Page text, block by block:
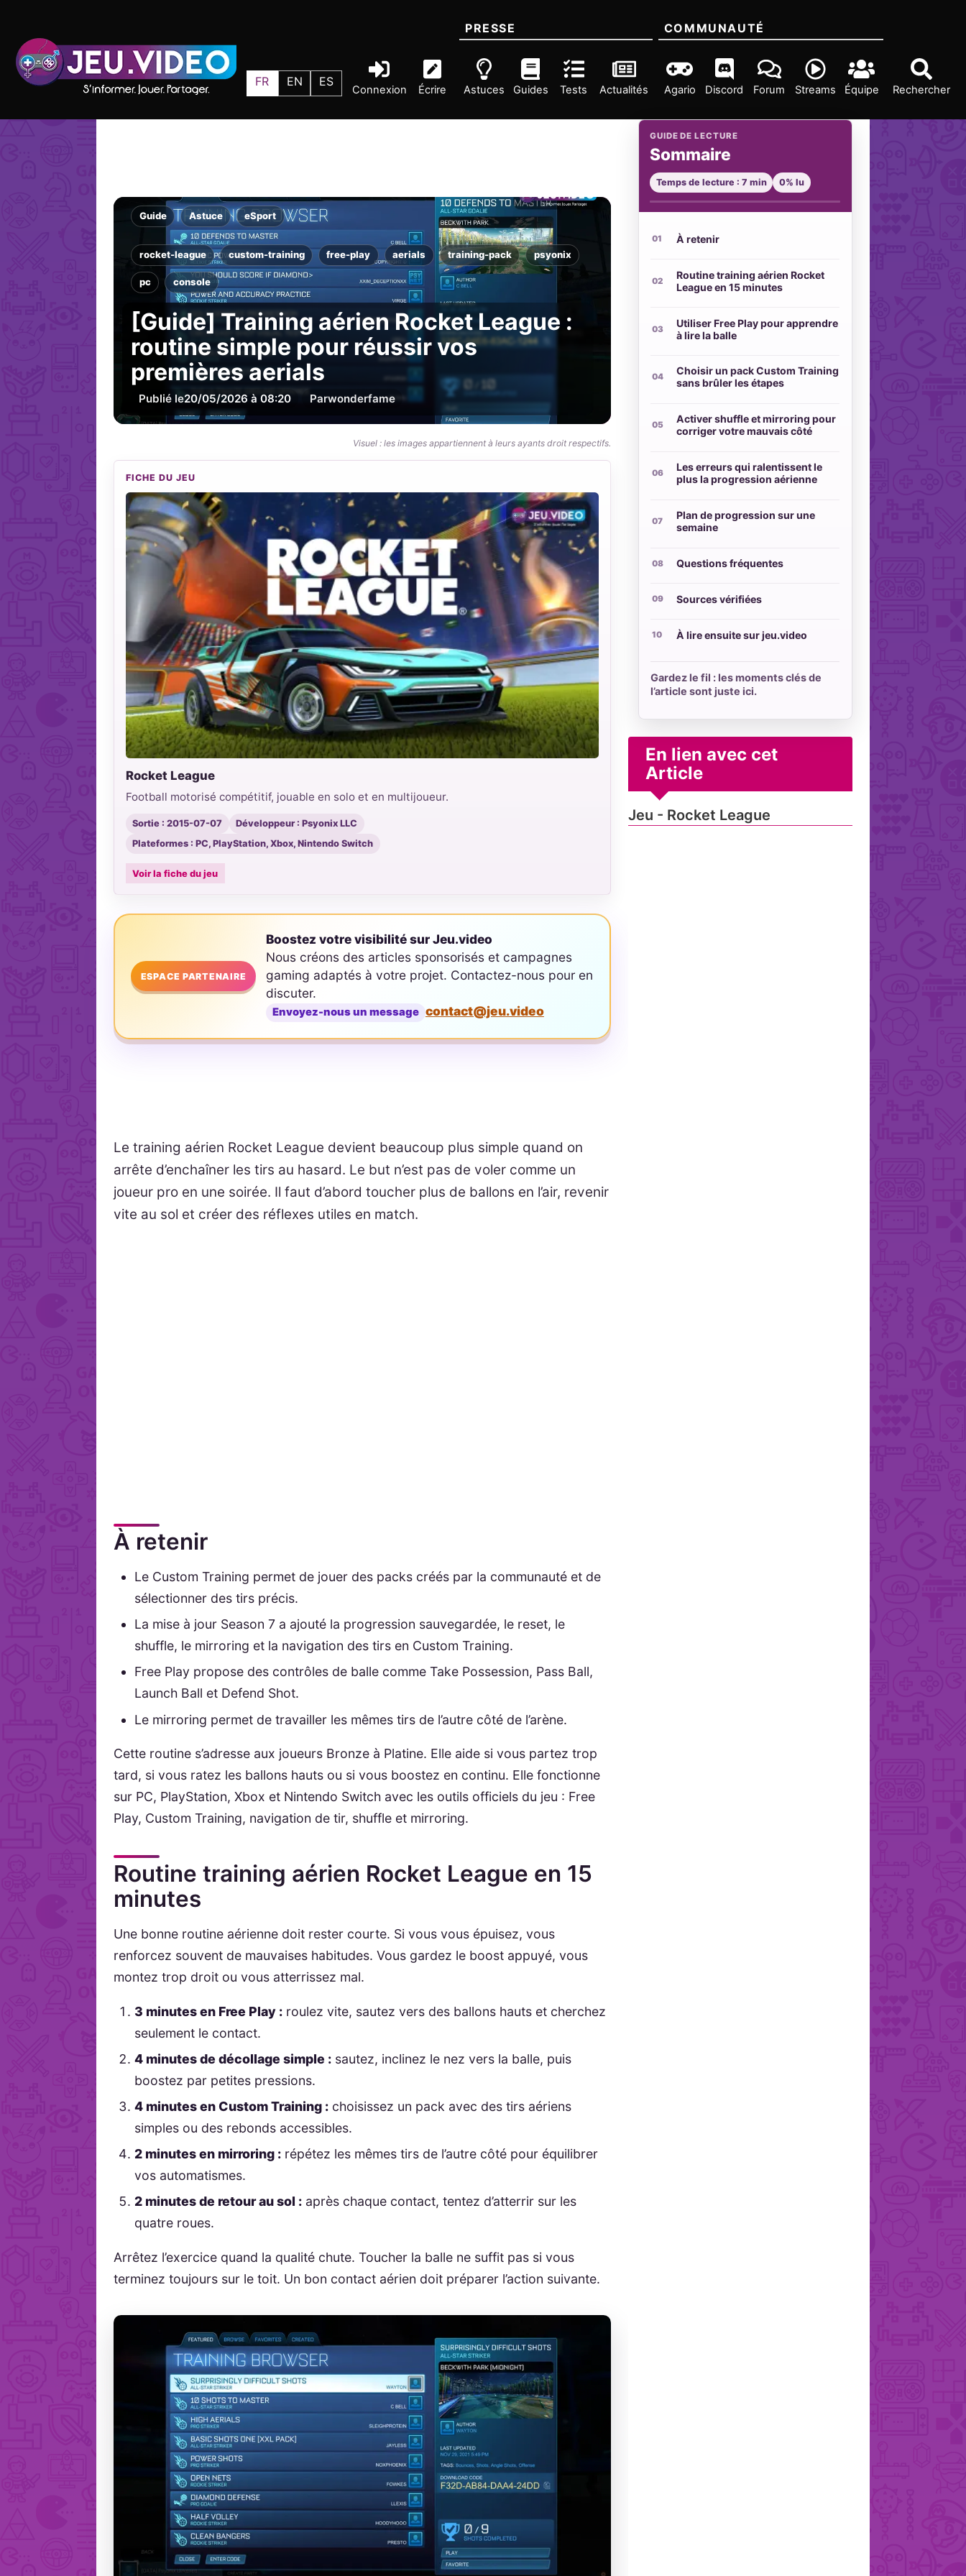
FR EN ES
Connexion Écrire Rechercher
PRESSE
Astuces Guides Tests Actualités
COMMUNAUTÉ
Agario Discord Forum Streams Équipe
Guide Astuce eSport
rocket-league custom-training free-play aerials training-pack psyonix
pc console
[Guide] Training aérien Rocket League :
routine simple pour réussir vos
premières aerials
Publié le20/05/2026 à 08:20 Parwonderfame
Visuel : les images appartiennent à leurs ayants droit respectifs.
FICHE DU JEU
Rocket League
Football motorisé compétitif, jouable en solo et en multijoueur.
Sortie : 2015-07-07
Développeur : Psyonix LLC
Plateformes : PC, PlayStation, Xbox, Nintendo Switch
Voir la fiche du jeu
ESPACE PARTENAIRE
Boostez votre visibilité sur Jeu.video
Nous créons des articles sponsorisés et campagnes
gaming adaptés à votre projet. Contactez-nous pour en
discuter.
Envoyez-nous un message contact@jeu.video
Le training aérien Rocket League devient beaucoup plus simple quand on
arrête d’enchaîner les tirs au hasard. Le but n’est pas de voler comme un
joueur pro en une soirée. Il faut d’abord toucher plus de ballons en l’air, revenir
vite au sol et créer des réflexes utiles en match.
À retenir
Le Custom Training permet de jouer des packs créés par la communauté et de
sélectionner des tirs précis.
La mise à jour Season 7 a ajouté la progression sauvegardée, le reset, le
shuffle, le mirroring et la navigation des tirs en Custom Training.
Free Play propose des contrôles de balle comme Take Possession, Pass Ball,
Launch Ball et Defend Shot.
Le mirroring permet de travailler les mêmes tirs de l’autre côté de l’arène.
Cette routine s’adresse aux joueurs Bronze à Platine. Elle aide si vous partez trop
tard, si vous ratez les ballons hauts ou si vous boostez en continu. Elle fonctionne
sur PC, PlayStation, Xbox et Nintendo Switch avec les outils officiels du jeu : Free
Play, Custom Training, navigation de tir, shuffle et mirroring.
Routine training aérien Rocket League en 15
minutes
Une bonne routine aérienne doit rester courte. Si vous vous épuisez, vous
renforcez souvent de mauvaises habitudes. Vous gardez le boost appuyé, vous
montez trop droit ou vous atterrissez mal.
3 minutes en Free Play : roulez vite, sautez vers des ballons hauts et cherchez
seulement le contact.
4 minutes de décollage simple : sautez, inclinez le nez vers la balle, puis
boostez par petites pressions.
4 minutes en Custom Training : choisissez un pack avec des tirs aériens
simples ou des rebonds accessibles.
2 minutes en mirroring : répétez les mêmes tirs de l’autre côté pour équilibrer
vos automatismes.
2 minutes de retour au sol : après chaque contact, tentez d’atterrir sur les
quatre roues.
Arrêtez l’exercice quand la qualité chute. Toucher la balle ne suffit pas si vous
terminez toujours sur le toit. Un bon contact aérien doit préparer l’action suivante.
GUIDE DE LECTURE
Sommaire
Temps de lecture : 7 min 0% lu
À retenir
Routine training aérien Rocket
League en 15 minutes
Utiliser Free Play pour apprendre
à lire la balle
Choisir un pack Custom Training
sans brûler les étapes
Activer shuffle et mirroring pour
corriger votre mauvais côté
Les erreurs qui ralentissent le
plus la progression aérienne
Plan de progression sur une
semaine
Questions fréquentes
Sources vérifiées
À lire ensuite sur jeu.video
Gardez le fil : les moments clés de
l’article sont juste ici.
En lien avec cet
Article
Jeu - Rocket League